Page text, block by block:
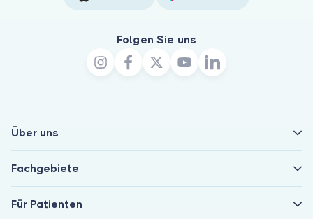
Folgen Sie uns
Über uns
Fachgebiete
Für Patienten